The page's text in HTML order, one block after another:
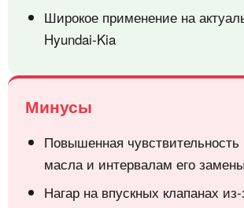
Широкое применение на
Hyundai-Kia
Минусы
Повышенная чувствительность
масла и интервалам его замены
Нагар на впускных клапанах